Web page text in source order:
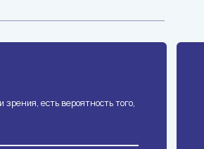
есть вероятность того,